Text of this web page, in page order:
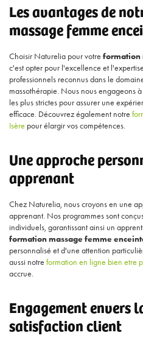
Les avantages de
massage femme
Choisir Naturelia pour votre formation
c'est opter pour l'excellence et
professionnels reconnus dans le
massothérapie. Nous nous engageons
les plus strictes pour assurer une
efficace. Découvrez également notre
Isère pour élargir vos compétences.
Une approche
apprenant
Chez Naturelia, nous croyons en une
apprenant. Nos programmes sont
individuels, garantissant ainsi un
formation massage femme
personnalisé et d'une attention
aussi notre formation en ligne bien etre
accrue.
Engagement envers
satisfaction client